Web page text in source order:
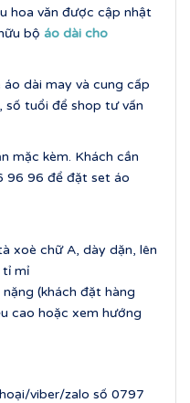
hoa văn được cập nhật
bộ áo dài cho
dài may và cung cấp
số tuổi để shop tư vấn
mặc kèm. Khách cần
96 96 để đặt set áo
xoè chữ A, dày dặn, lên
tỉ mỉ
(khách đặt hàng
cao hoặc xem hướng
viber/zalo số 0797